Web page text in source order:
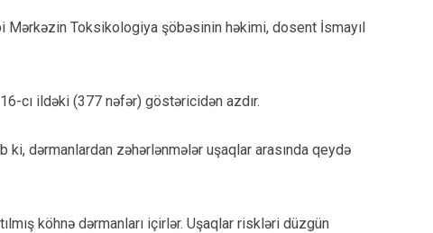
Mərkəzin Toksikologiya şöbəsinin həkimi, dosent İsmayıl
cı ildəki (377 nəfər) göstəricidən azdır.
dərmanlardan zəhərlənmələr uşaqlar arasında qeydə
köhnə dərmanları içirlər. Uşaqlar riskləri düzgün